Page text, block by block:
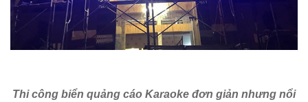
Thi công biển quảng cáo Karaoke đơn giản nhưng nổi